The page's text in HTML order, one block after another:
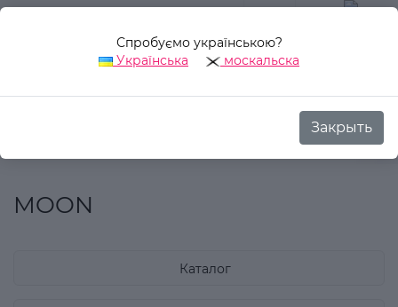
Спробуємо українською?
Українська
москальска
Закрыть
MOON
Каталог